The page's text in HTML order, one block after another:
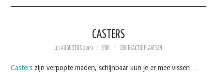
CASTERS
13 AUGUSTUS 2009 ERIK EEN REACTIE PLAATSEN
Casters zijn verpopte maden, schijnbaar kun je er mee vissen …